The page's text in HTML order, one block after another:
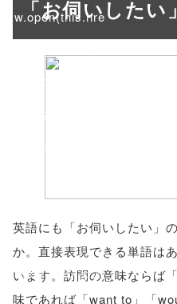
w.open(this.hre
'width=550,
height=450,
false;"> シェア
「お伺いしたい
英語にも「お伺いしたい」
か。直接表現できる単語は
います。訪問の意味ならば
味であれば「want to」「